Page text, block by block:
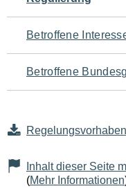
den
Seiteninhalt
Betroffene
Betroffene
Inhalt dieser Seite
(Mehr Informationen